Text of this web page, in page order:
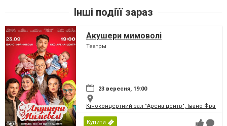
Інші подіїї зараз
Акушери мимоволі
Театры
23 вересня, 19:00
Кіноконцертний зал "Арена-центр", Івано-
Купити